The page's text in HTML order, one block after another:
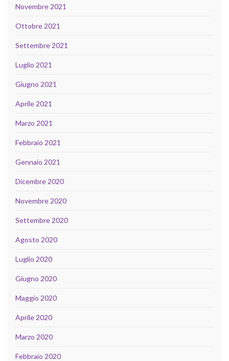
Novembre 2021
Ottobre 2021
Settembre 2021
Luglio 2021
Giugno 2021
Aprile 2021
Marzo 2021
Febbraio 2021
Gennaio 2021
Dicembre 2020
Novembre 2020
Settembre 2020
Agosto 2020
Luglio 2020
Giugno 2020
Maggio 2020
Aprile 2020
Marzo 2020
Febbraio 2020